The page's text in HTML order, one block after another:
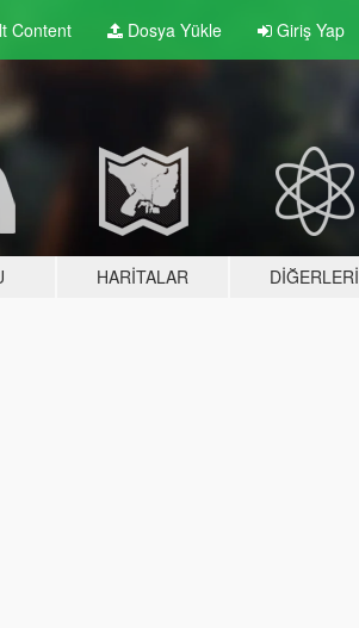
Content Dosya Yükle Giriş Yap
HARITALAR DIĞERLERI